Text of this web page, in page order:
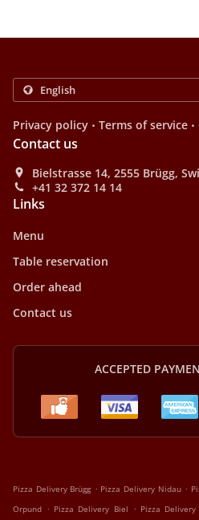
Privacy policy . Terms of service .
Contact us
Bielstrasse 14, 2555 Brügg,
+41 32 372 14 14
Links
Menu
Table reservation
Order ahead
Contact us
ACCEPTED
Pizza Delivery Brügg . Pizza Delivery Nidau .
Orpund . Pizza Delivery Biel . Pizza